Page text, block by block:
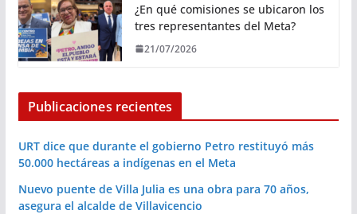
¿En qué comisiones se ubicaron los
tres representantes del Meta?
21/07/2026
Publicaciones recientes
URT dice que durante el gobierno Petro restituyó más
50.000 hectáreas a indígenas en el Meta
Nuevo puente de Villa Julia es una obra para 70 años,
asegura el alcalde de Villavicencio